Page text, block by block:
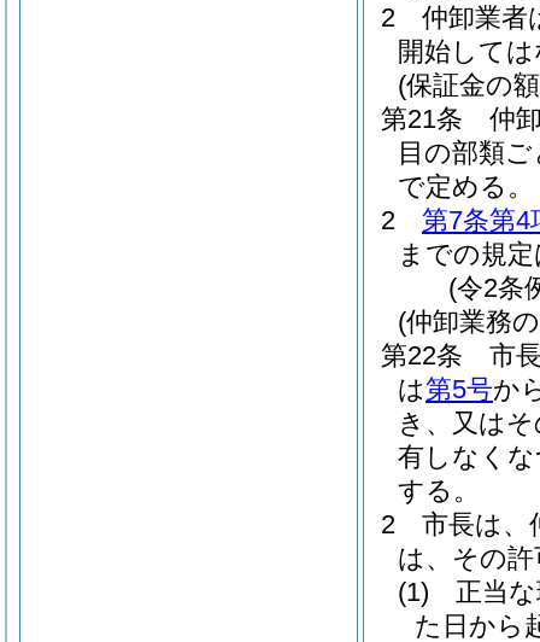
2
仲卸業者
開始して
(保証金の
第21条
仲
目の部類
で定める。
2
第7条第4
までの規
(令2条
(仲卸業務
第22条
市
は第5号か
き、又は
有しなく
する。
2
市長は、
は、その
(1)
正当
た日から